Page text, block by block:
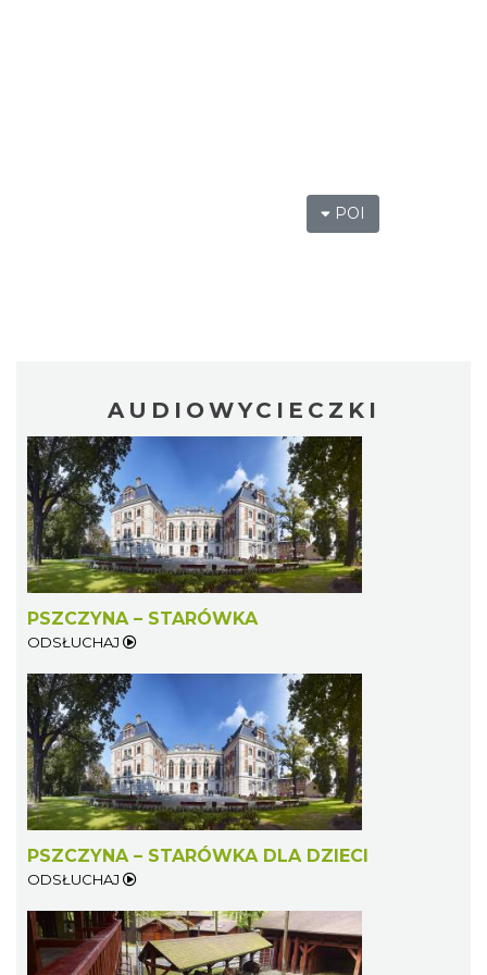
POI
AUDIOWYCIECZKI
PSZCZYNA – STARÓWKA
ODSŁUCHAJ
PSZCZYNA – STARÓWKA DLA DZIECI
ODSŁUCHAJ